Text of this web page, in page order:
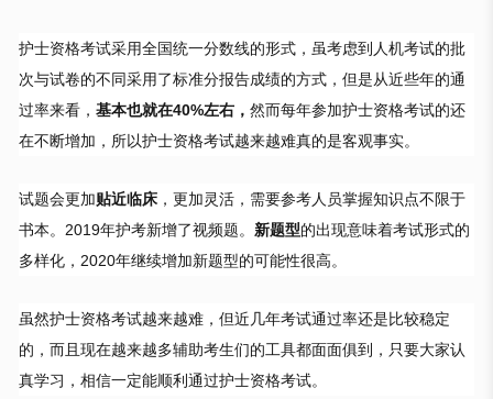
护士资格考试采用全国统一分数线的形式，虽考虑到人机考试的批
次与试卷的不同采用了标准分报告成绩的方式，但是从近些年的通
过率来看， 基本也就在40%左右， 然而每年参加护士资格考试的还
在不断增加，所以护士资格考试越来越难真的是客观事实。
试题会更加贴近临床，更加灵活，需要参考人员掌握知识点不限于
书本。2019年护考新增了视频题。 新题型的出现意味着考试形式的
多样化，2020年继续增加新题型的可能性很高。
虽然护士资格考试越来越难，但近几年考试通过率还是比较稳定
的，而且现在越来越多辅助考生们的工具都面面俱到，只要大家认
真学习，相信一定能顺利通过护士资格考试。